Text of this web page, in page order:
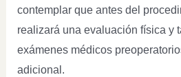
contemplar que antes del
realizará una evaluación física y
exámenes médicos
adicional.